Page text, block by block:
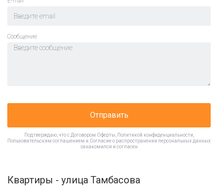
Cообщение
Отправить
Подтверждаю, что с Договором Оферты Политикой конфиденциальности
Пользовательским соглашением и Согласие о распространении персональных данных
ознакомился и согласен
Квартиры - улица Тамбасова